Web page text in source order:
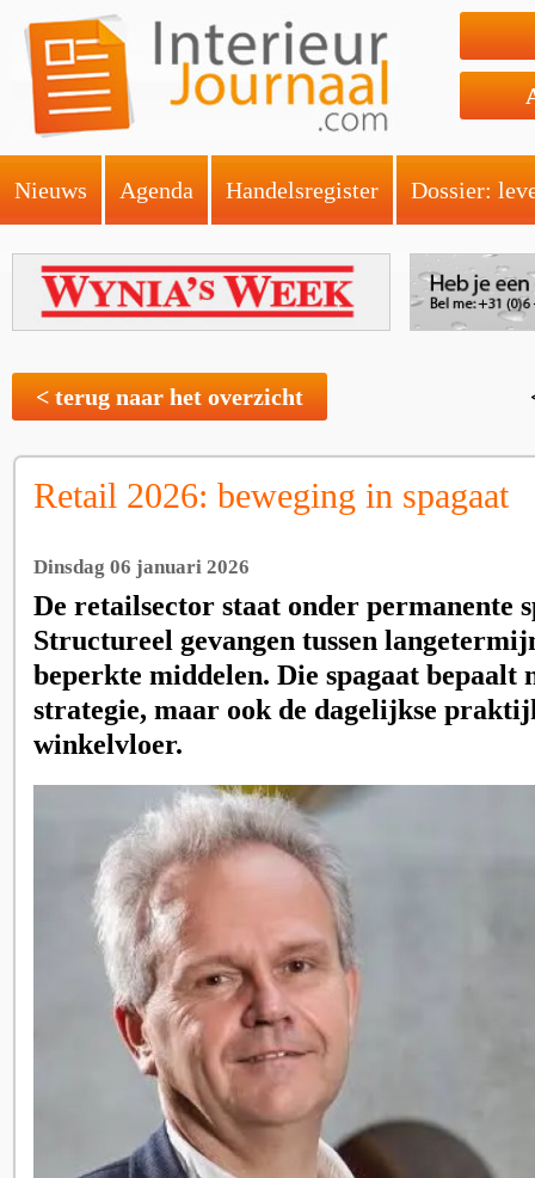
Nieuws Agenda Handelsregister Dossier:
< terug naar het overzicht
Retail 2026: beweging in spagaat
Dinsdag 06 januari 2026
De retailsector staat onder permanente
Structureel gevangen tussen
beperkte middelen. Die spagaat bepaalt
strategie, maar ook de dagelijkse
winkelvloer.